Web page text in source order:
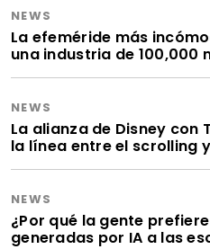
NEWS
La efeméride más
una industria de 100,000
NEWS
La alianza de Disney con
la línea entre el scrolling
NEWS
¿Por qué la gente
generadas por IA a las